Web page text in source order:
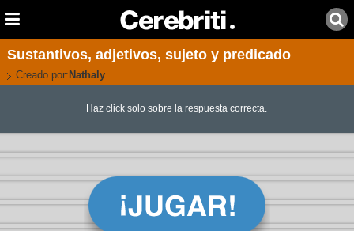
Sustantivos, adjetivos, sujeto y predicado
Creado por: Nathaly
Haz click solo sobre la respuesta correcta.